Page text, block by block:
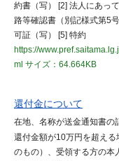
約書（写） [2] 法人にあっ
路等確認書（別記様式第5
可証（写） [5] 特約
https://
ml サイズ：64.664KB
還付金について
在地、名称が送金通知書の
還付金額が10万円を超える
のもの）、受領する方の本